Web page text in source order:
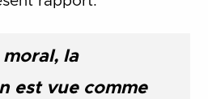
la
est vue comme